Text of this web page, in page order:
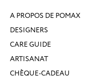
A PROPOS DE POMAX
DESIGNERS
CARE GUIDE
ARTISANAT
CHÈQUE-CADEAU